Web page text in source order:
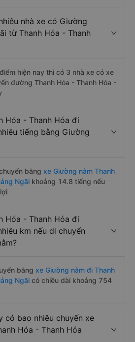
nhà xe có Giường
từ Thanh Hóa - Thanh
hiện nay thì có 3 nhà xe có xe
đường Thanh Hóa - Thanh Hóa -
Hóa - Thanh Hóa đi
tiếng bằng Giường
bằng xe Giường nằm Thanh
Ngãi khoảng 14.8 tiếng nếu
Hóa - Thanh Hóa đi
km nếu di chuyển
bằng xe Giường nằm đi Thanh
Ngãi có chiều dài khoảng 754
có bao nhiêu chuyến xe
Hóa - Thanh Hóa